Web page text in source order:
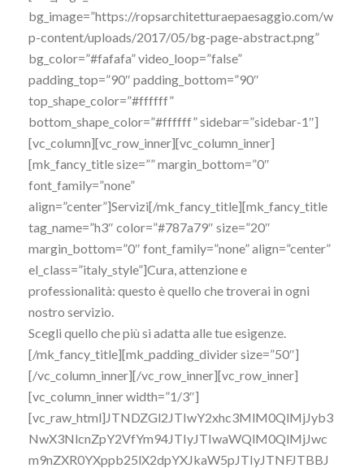
bg_image=”https://ropsarchitetturaepaesaggio.com/w
p-content/uploads/2017/05/bg-page-abstract.png”
bg_color=”#fafafa” video_loop=”false”
padding_top=”90″ padding_bottom=”90″
top_shape_color=”#ffffff”
bottom_shape_color=”#ffffff” sidebar=”sidebar-1″]
[vc_column][vc_row_inner][vc_column_inner]
[mk_fancy_title size=”” margin_bottom=”0″
font_family=”none”
align=”center”]Servizi[/mk_fancy_title][mk_fancy_title
tag_name=”h3″ color=”#787a79″ size=”20″
margin_bottom=”0″ font_family=”none” align=”center”
el_class=”italy_style”]Cura, attenzione e
professionalità: questo è quello che troverai in ogni
nostro servizio.
Scegli quello che più si adatta alle tue esigenze.
[/mk_fancy_title][mk_padding_divider size=”50″]
[/vc_column_inner][/vc_row_inner][vc_row_inner]
[vc_column_inner width=”1/3″]
[vc_raw_html]JTNDZGl2JTIwY2xhc3MlM0QlMjJyb3
NwX3NlcnZpY2VfYm94JTIyJTIwaWQlM0QlMjJwc
m9nZXR0YXppb25lX2dpYXJkaW5pJTIyJTNFJTBBJ